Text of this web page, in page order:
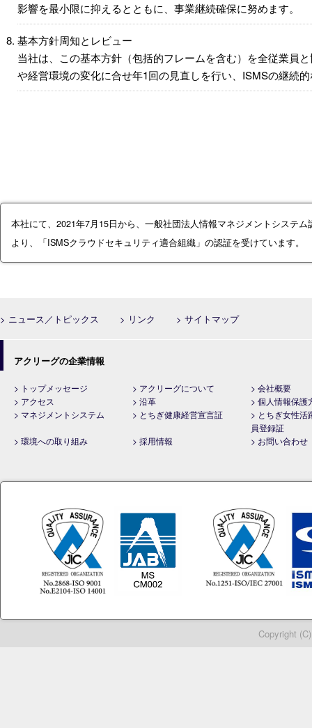
影響を最小限に抑えるとともに、事業継続確保に努めます。
基本方針周知とレビュー
当社は、この基本方針（包括的フレームを含む）を全従業員
や経営環境の変化に合せ年1回の見直しを行い、ISMSの継続
本社にて、2021年7月15日から、一般社団法人情報マネジメントシステ
より、「ISMSクラウドセキュリティ適合組織」の認証を受けています。
> ニュース／トピックス > リンク > サイトマップ
アクリーグの企業情報
> トップメッセージ > アクリーグについて
> 会社概要
> アクセス
> 沿革
> 個人情報保護
> マネジメントシステム
> とちぎ健康経営宣言証
> とちぎ女性活
員登録証
> 環境への取り組み
> 採用情報 > お問い合わせ
Copyright